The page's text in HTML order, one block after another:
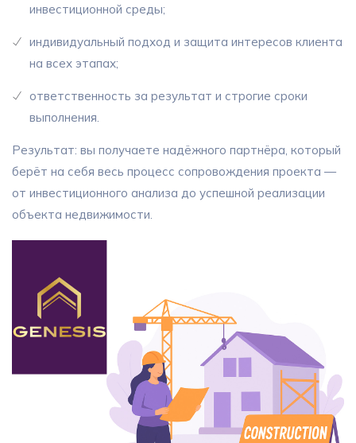
инвестиционной среды;
индивидуальный подход и защита интересов клиента
на всех этапах;
ответственность за результат и строгие сроки
выполнения.
Результат: вы получаете надёжного партнёра, который
берёт на себя весь процесс сопровождения проекта —
от инвестиционного анализа до успешной реализации
объекта недвижимости.